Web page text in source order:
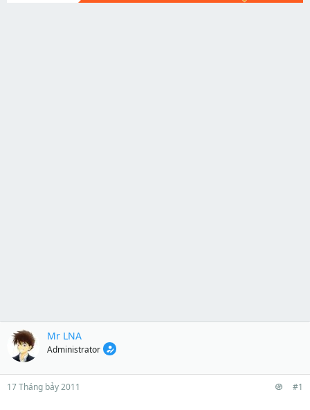
Mr LNA
Administrator
17 Tháng bảy 2011 #1